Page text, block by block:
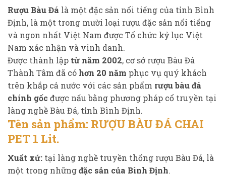
Rượu Bàu Đá là một đặc sản nổi tiếng của tỉnh Bình
Định, là một trong mười loại rượu đặc sản nổi tiếng
và ngon nhất Việt Nam được Tổ chức kỷ lục Việt
Nam xác nhận và vinh danh.
Được thành lập từ năm 2002, cơ sở rượu Bàu Đá
Thành Tâm đã có hơn 20 năm phục vụ quý khách
trên khắp cả nước với các sản phẩm rượu bàu đá
chính gốc được nấu bằng phương pháp cổ truyền tại
làng nghề Bàu Đá, tỉnh Bình Định.
Tên sản phẩm: RƯỢU BÀU ĐÁ CHAI
PET 1 Lit.
Xuất xứ: tại làng nghề truyền thống rượu Bàu Đá, là
một trong nhữngđặc sản của Bình Định.